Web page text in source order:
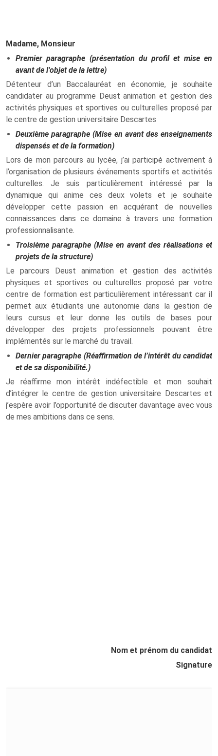
Madame, Monsieur
Premier paragraphe (présentation du profil et mise en
avant de l’objet de la lettre)
Détenteur d’un Baccalauréat en économie, je souhaite
candidater au programme Deust animation et gestion des
activités physiques et sportives ou culturelles proposé par
le centre de gestion universitaire Descartes
Deuxième paragraphe (Mise en avant des enseignements
dispensés et de la formation)
Lors de mon parcours au lycée, j’ai participé activement à
l’organisation de plusieurs événements sportifs et activités
culturelles. Je suis particulièrement intéressé par la
dynamique qui anime ces deux volets et je souhaite
développer cette passion en acquérant de nouvelles
connaissances dans ce domaine à travers une formation
professionnalisante.
Troisième paragraphe (Mise en avant des réalisations et
projets de la structure)
Le parcours Deust animation et gestion des activités
physiques et sportives ou culturelles proposé par votre
centre de formation est particulièrement intéressant car il
permet aux étudiants une autonomie dans la gestion de
leurs cursus et leur donne les outils de bases pour
développer des projets professionnels pouvant être
implémentés sur le marché du travail.
Dernier paragraphe (Réaffirmation de l’intérêt du candidat
et de sa disponibilité.)
Je réaffirme mon intérêt indéfectible et mon souhait
d’intégrer le centre de gestion universitaire Descartes et
j’espère avoir l’opportunité de discuter davantage avec vous
de mes ambitions dans ce sens.
Nom et prénom du candidat
Signature